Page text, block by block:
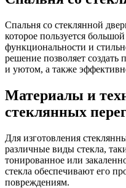
Спальня со стеклянной
которое пользуется
функциональности и
решение позволяет создать
и уютом, а также
Материалы и
стеклянных
Для изготовления
различные виды стекла,
тонированное или
стекла обеспечивают его
повреждениям.